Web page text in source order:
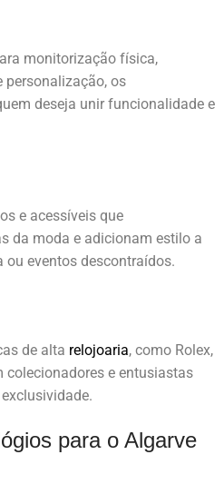
monitorização física,
personalização, os
deseja unir funcionalidade e
e acessíveis que
da moda e adicionam estilo a
eventos descontraídos.
de alta relojoaria, como Rolex,
colecionadores e entusiastas
para o Algarve